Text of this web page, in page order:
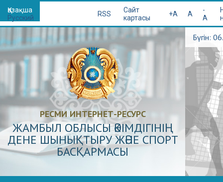
Қазақша
Русский
RSS
Сайт
картасы
+A A
-
A
РЕСМИ ИНТЕРНЕТ-РЕСУРС
ЖАМБЫЛ ОБЛЫСЫ ӘКІМДІГІНІҢ
ДЕНЕ ШЫНЫҚТЫРУ ЖӘНЕ СПОРТ
БАСҚАРМАСЫ
Бүгін: